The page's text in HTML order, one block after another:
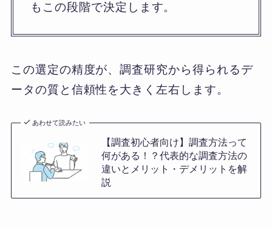
もこの段階で決定します。
この選定の精度が、調査研究から得られるデ
ータの質と信頼性を大きく左右します。
あわせて読みたい
【調査初心者向け】調査方法って
何がある！？代表的な調査方法の
違いとメリット・デメリットを解
説